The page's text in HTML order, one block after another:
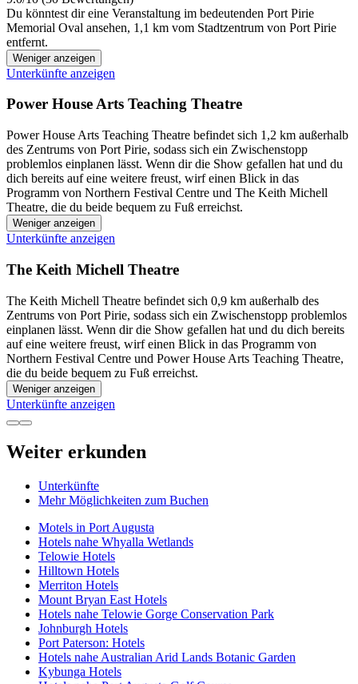
Du könntest dir eine Veranstaltung im bedeutenden Port Pirie
Memorial Oval ansehen, 1,1 km vom Stadtzentrum von Port Pirie
entfernt.
Weniger anzeigen
Unterkünfte anzeigen
Power House Arts Teaching Theatre
Power House Arts Teaching Theatre befindet sich 1,2 km außerhalb
des Zentrums von Port Pirie, sodass sich ein Zwischenstopp
problemlos einplanen lässt. Wenn dir die Show gefallen hat und du
dich bereits auf eine weitere freust, wirf einen Blick in das
Programm von Northern Festival Centre und The Keith Michell
Theatre, die du beide bequem zu Fuß erreichst.
Weniger anzeigen
Unterkünfte anzeigen
The Keith Michell Theatre
The Keith Michell Theatre befindet sich 0,9 km außerhalb des
Zentrums von Port Pirie, sodass sich ein Zwischenstopp problemlos
einplanen lässt. Wenn dir die Show gefallen hat und du dich bereits
auf eine weitere freust, wirf einen Blick in das Programm von
Northern Festival Centre und Power House Arts Teaching Theatre,
die du beide bequem zu Fuß erreichst.
Weniger anzeigen
Unterkünfte anzeigen
Weiter erkunden
Unterkünfte
Mehr Möglichkeiten zum Buchen
Motels in Port Augusta
Hotels nahe Whyalla Wetlands
Telowie Hotels
Hilltown Hotels
Merriton Hotels
Mount Bryan East Hotels
Hotels nahe Telowie Gorge Conservation Park
Johnburgh Hotels
Port Paterson: Hotels
Hotels nahe Australian Arid Lands Botanic Garden
Kybunga Hotels